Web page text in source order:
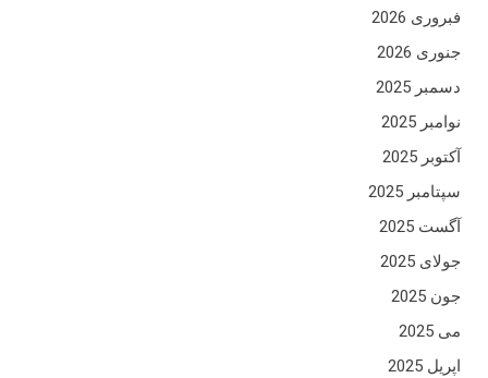
فبروری 2026
جنوری 2026
دسمبر 2025
نوامبر 2025
آکتوبر 2025
سپتامبر 2025
آگست 2025
جولای 2025
جون 2025
می 2025
اپریل 2025